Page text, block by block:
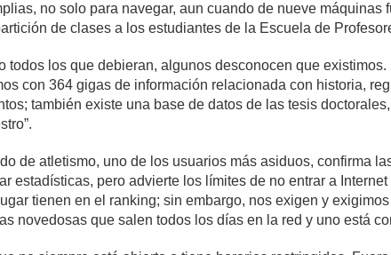
no solo para navegar, aun cuando de nueve máquinas
de clases a los estudiantes de la Escuela de
todos los que debieran, algunos desconocen que
con 364 gigas de información relacionada con historia,
también existe una base de datos de las tesis
de atletismo, uno de los usuarios más asiduos, confirma
estadísticas, pero advierte los límites de no entrar a
tienen en el ranking; sin embargo, nos exigen y
novedosas que salen todos los días en la red y uno está